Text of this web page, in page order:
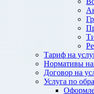
Тариф на
Нормативы
Договор на
Услуга по